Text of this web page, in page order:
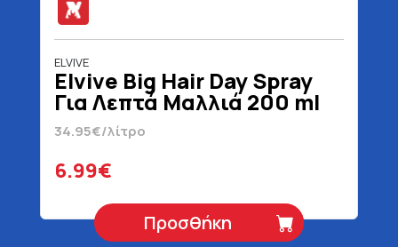
ELVIVE
Elvive Big Hair Day Spray
Για Λεπτά Μαλλιά 200 ml
34.95€/λίτρο
6.99€
Προσθήκη